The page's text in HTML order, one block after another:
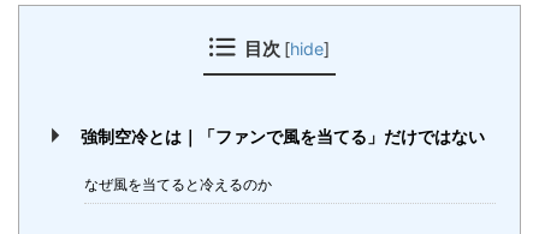
目次 [hide]
強制空冷とは｜「ファンで風を当てる」だけではない
なぜ風を当てると冷えるのか